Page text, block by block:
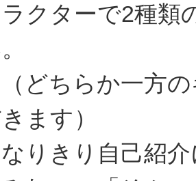
ラクターで2種類
どちらか一方
ます）
なりきり自己紹